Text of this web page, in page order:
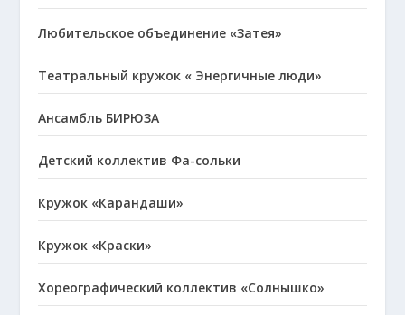
Любительское объединение «Затея»
Театральный кружок « Энергичные люди»
Ансамбль БИРЮЗА
Детский коллектив Фа-сольки
Кружок «Карандаши»
Кружок «Краски»
Хореографический коллектив «Солнышко»